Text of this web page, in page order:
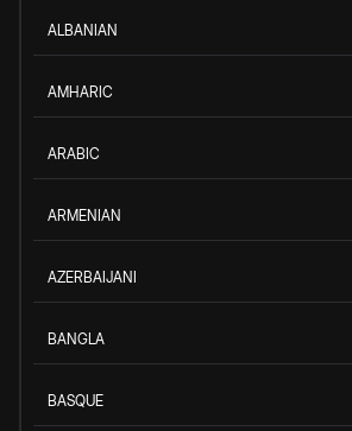
ALBANIAN
AMHARIC
ARABIC
ARMENIAN
AZERBAIJANI
BANGLA
BASQUE